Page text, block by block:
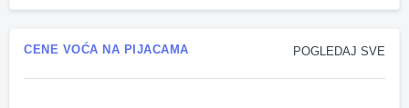
POGLEDAJ SVE
CENE VOĆA NA PIJACAMA